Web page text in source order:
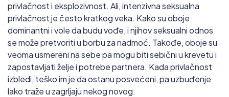
privlačnost i eksplozivnost. Ali, intenzivna seksualna
privlačnost je često kratkog veka. Kako su oboje
dominantni i vole da budu vođe, i njihov seksualni odnos
se može pretvoriti u borbu za nadmoć. Takođe, oboje su
veoma usmereni na sebe pa mogu biti sebični u krevetu i
zapostavljati želje i potrebe partnera. Kada privlačnost
izbledi, teško im je da ostanu posvećeni, pa uzbuđenje
lako traže u zagrljaju nekog novog.